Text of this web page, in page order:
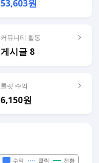
53,603원
커뮤니티 활동
게시글 8
룰렛 수익
6,150원